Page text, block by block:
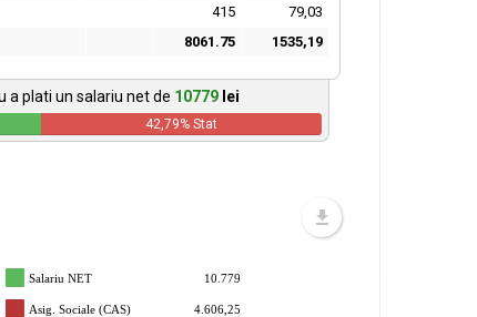
415
79,03
8061.75 1535,19
a plati un salariu net de 10779 lei
42,79% Stat
Salariu NET 10.779
Asig. Sociale (CAS) 4.606,25